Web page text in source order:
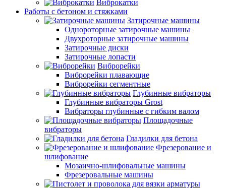
Виброкатки
Работы с бетоном и стяжками
Затирочные машины
Однороторные затирочные машины
Двухроторные затирочные машины
Затирочные диски
Затирочные лопасти
Виброрейки
Виброрейки плавающие
Виброрейки сегментные
Глубинные вибраторы
Глубинные вибраторы Grost
Вибраторы глубинные с гибким валом
Площадочные
вибраторы
Гладилки для бетона
Фрезерование и
шлифование
Мозаично-шлифовальные машины
Фрезеровальные машины